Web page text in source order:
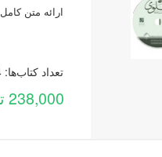
ارائه متن کامل 223 عنوان کتاب در 492 جلد درباره نهج‌البلاغه
تعداد کتاب‌ها: 224
238,000 تومان